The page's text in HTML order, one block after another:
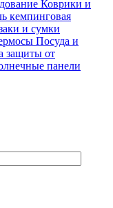
Коврики и
кемпинговая
и сумки
Посуда и
защиты от
панели